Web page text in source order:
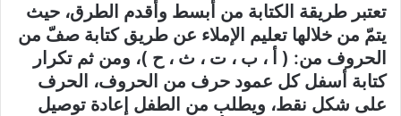
تعتبر طريقة الكتابة من أبسط وأقدم الطرق، حيث
يتمّ من خلالها تعليم الإملاء عن طريق كتابة صفّ من
الحروف من: ( أ ، ب ، ت ، ث ، ح )، ومن ثم تكرار
كتابة أسفل كل عمود حرف من الحروف، الحرف
على شكل نقط، ويطلب من الطفل إعادة توصيل